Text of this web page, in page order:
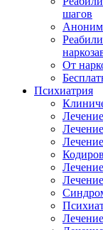
шагов
От
Психиатрия